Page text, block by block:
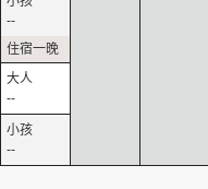
--
--
--